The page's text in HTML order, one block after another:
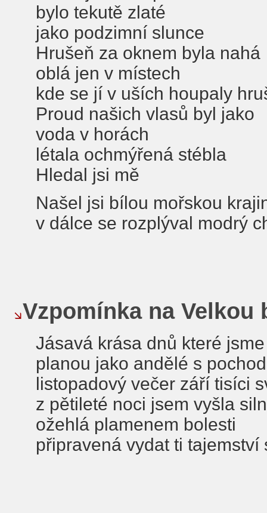
bylo tekutě zlaté
jako podzimní slunce
Hrušeň za oknem byla nahá
oblá jen v místech
kde se jí v uších houpaly
Proud našich vlasů byl jako
voda v horách
létala ochmýřená stébla
Hledal jsi mě
Našel jsi bílou mořskou
v dálce se rozplýval modrý
Vzpomínka na
Jásavá krása dnů které
planou jako andělé s
listopadový večer září tisíci
z pětileté noci jsem vyšla
ožehlá plamenem bolesti
připravená vydat ti tajemství